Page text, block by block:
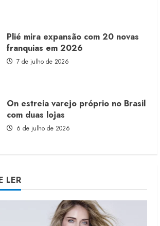
Plié mira expansão com 20 novas
franquias em 2026
7 de julho de 2026
On estreia varejo próprio no Brasil
com duas lojas
6 de julho de 2026
LER